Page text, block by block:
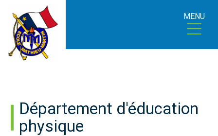
MENU
Département d'éducation
physique